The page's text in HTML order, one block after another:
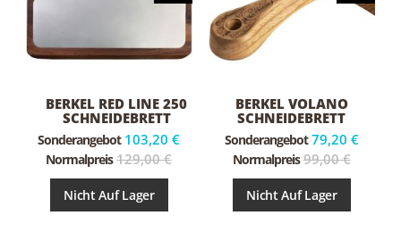
BERKEL RED LINE 250
SCHNEIDEBRETT
ESCHENHOLZ/EDELSTAHL
Sonderangebot 103,20 €
Normalpreis 129,00 €
Nicht Auf Lager
BERKEL VOLANO
SCHNEIDEBRETT
Sonderangebot 79,20 €
Normalpreis 99,00 €
Nicht Auf Lager